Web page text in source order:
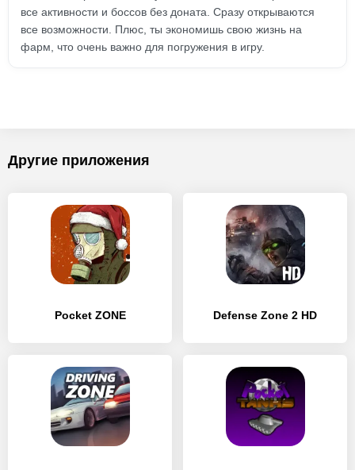
все активности и боссов без доната. Сразу открываются
все возможности. Плюс, ты экономишь свою жизнь на
фарм, что очень важно для погружения в игру.
Другие приложения
Pocket ZONE Defense Zone 2 HD